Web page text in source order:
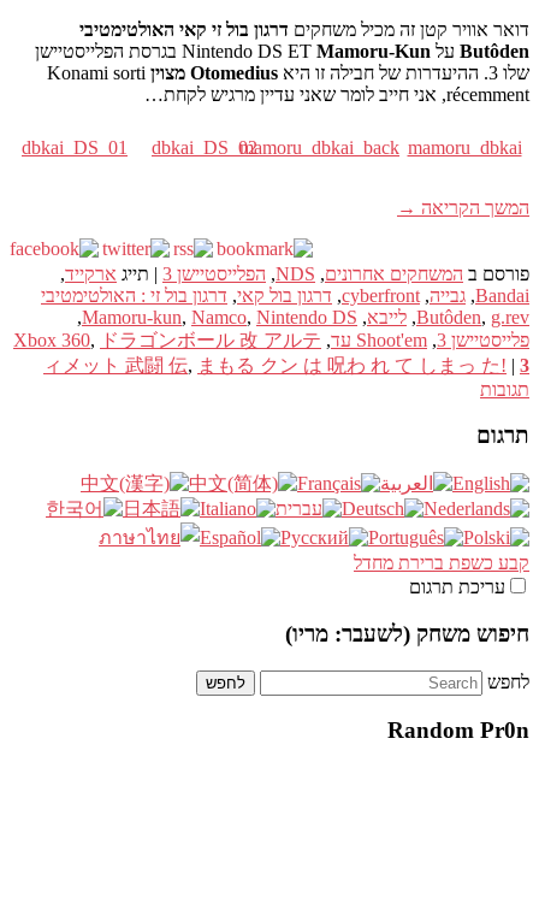
דואר אוויר קטן זה מכיל משחקים דרגון בול זי קאי האולטימטיבי
Butôden על Nintendo DS ET Mamoru-Kun
בגרסת הפלייסטיישן
שלו 3. ההיעדרות של חבילה זו היא
Otomedius מצוין
Konami sorti
récemment, אני חייב לומר שאני עדיין מרגיש לקחת…
mamoru_dbkai
mamoru_dbkai_back
dbkai_DS_02
dbkai_DS_01
המשך הקריאה →
פורסם ב המשחקים אחרונים,
NDS
, הפלייסטיישן 3 | תייג ארקייד,
Bandai
, גבייה,
cyberfront
, דרגון בול קאי, דרגון בול זי : האולטימטיבי
Butôden, g.rev
, לייבא,
Mamoru-kun, Namco, Nintendo DS
,
פלייסטיישן 3
, Shoot'em עד ,
Xbox 360, ドラゴンボール 改 アルテ
ィメット 武闘 伝, まもる クン は 呪わ れ て しまっ た! | 3
תגובות
תרגום
קבע כשפת ברירת מחדל
עריכת תרגום
חיפוש משחק (לשעבר: מריו)
לחפש
Random Pr0n